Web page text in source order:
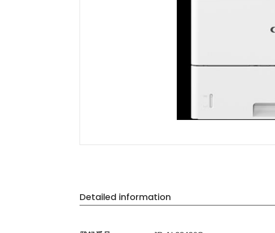
Detailed information